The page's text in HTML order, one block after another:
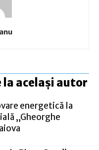
la același autor
energetică la
„Gheorghe